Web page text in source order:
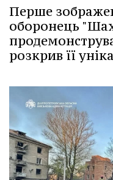
Перше
оборонець
розкрив її